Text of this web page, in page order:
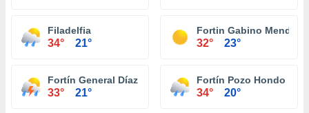
Filadelfia
34° 21°
Fortin Gabino Mendoza
32° 23°
Fortín General Díaz
33° 21°
Fortín Pozo Hondo
34° 20°